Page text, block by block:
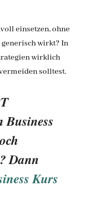
einsetzen, ohne
wirkt? In
wirklich
solltest.
Business
Dann
Kurs